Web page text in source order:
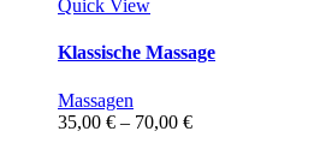
Quick View
Klassische Massage
Massagen
35,00 € – 70,00 €Preisspanne: